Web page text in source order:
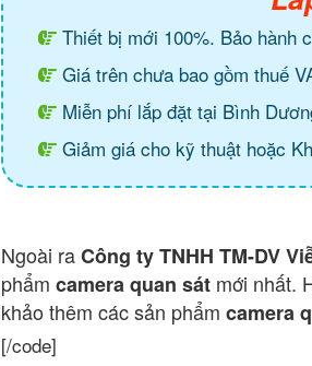
Thiết bị mới 100%. Bảo hành
Giá trên chưa bao gồm thuế
Miễn phí lắp đặt tại Bình
Giảm giá cho kỹ thuật hoặc
Ngoài raCông ty TNHH TM-DV
phẩm camera quan sát mới nhất.
khảo thêm các sản phẩm camera
[/code]